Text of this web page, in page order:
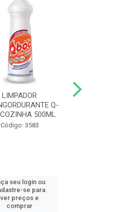
LIMPADOR
Q-
500ML
Código: 3583
seu login ou
se para
ver preços e
comprar